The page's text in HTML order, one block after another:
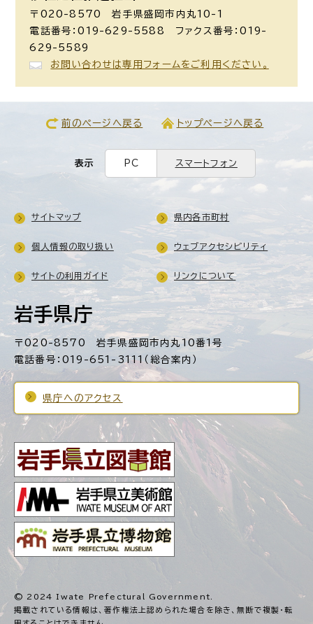
〒020-8570 岩手県盛岡市内丸10-1
電話番号：019-629-5588 ファクス番号：019-
629-5589
お問い合わせは専用フォームをご利用ください。
前のページへ戻る トップページへ戻る
表示 PC スマートフォン
岩手県庁
〒020-8570 岩手県盛岡市内丸10番1号
電話番号：019-651-3111（総合案内）
県庁へのアクセス
サイトマップ 県内各市町村
個人情報の取り扱い ウェブアクセシビリティ
サイトの利用ガイド リンクについて
© 2024 Iwate Prefectural Government.
掲載されている情報は、著作権法上認められた場合を除き、無断で複製・転